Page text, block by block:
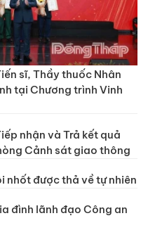
sĩ, Thầy thuốc Nhân
tại Chương trình Vinh
nhận và Trả kết quả
Cảnh sát giao thông
nhốt được thả về tự nhiên
đình lãnh đạo Công an